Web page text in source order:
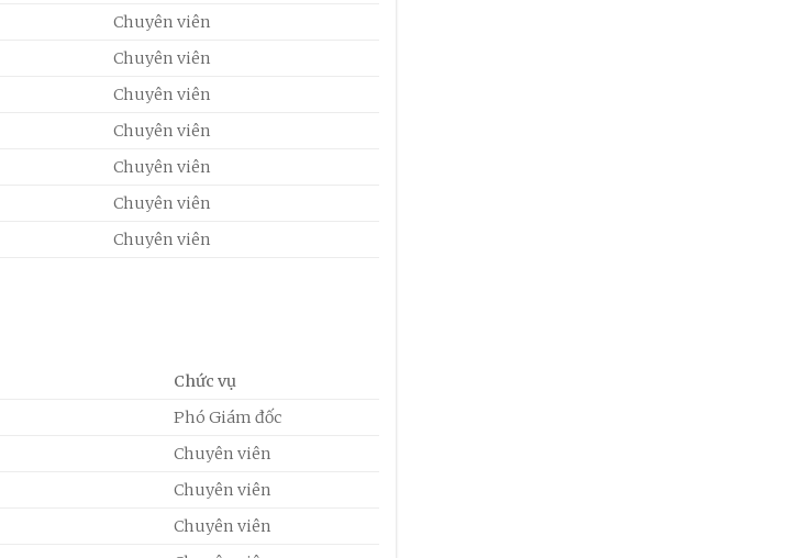
Chuyên viên
Chuyên viên
Chuyên viên
Chuyên viên
Chuyên viên
Chuyên viên
Chuyên viên
Chức vụ
Phó Giám đốc
Chuyên viên
Chuyên viên
Chuyên viên